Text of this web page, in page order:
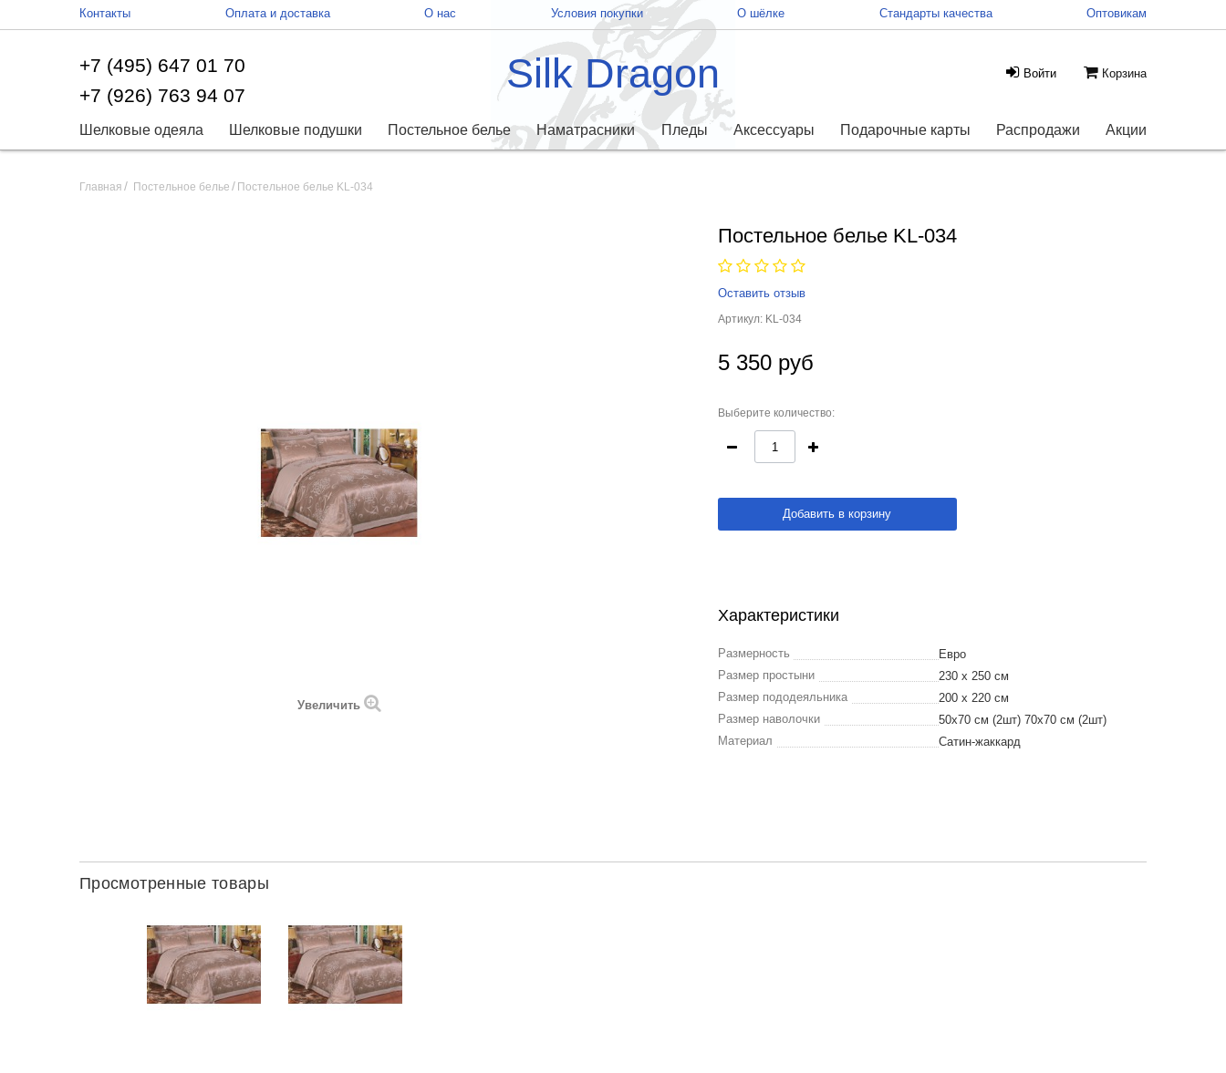
Контакты Оплата и доставка О нас Условия покупки О шёлке Стандарты качества Оптовикам
+7 (495) 647 01 70
+7 (926) 763 94 07
Silk Dragon Корзина
Войти
Шелковые одеяла Шелковые подушки Постельное белье Наматрасники Пледы Аксессуары Подарочные карты Распродажи Акции
Главная Постельное белье Постельное белье KL-034
Увеличить
Постельное белье KL-034
Оставить отзыв
Артикул: KL-034
5 350 руб
Выберите количество:
Добавить в корзину
Характеристики
Размерность
Евро
Размер простыни
230 х 250 см
Размер пододеяльника
200 x 220 см
Размер наволочки
50х70 см (2шт) 70х70 см (2шт)
Материал
Сатин-жаккард
Просмотренные товары